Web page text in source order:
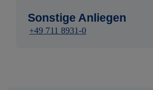
Sonstige Anliegen
+49 711 8931-0